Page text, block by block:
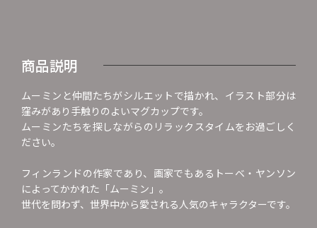
商品説明
ムーミンと仲間たちがシルエットで描かれ、イラスト部分は
窪みがあり手触りのよいマグカップです。
ムーミンたちを探しながらのリラックスタイムをお過ごしく
ださい。
フィンランドの作家であり、画家でもあるトーベ・ヤンソン
によってかかれた「ムーミン」。
世代を問わず、世界中から愛される人気のキャラクターです。